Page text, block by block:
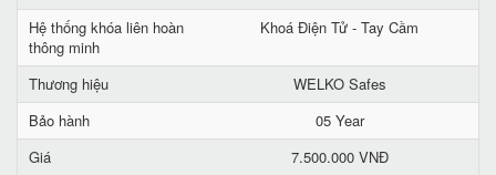
Hệ thống khóa liên hoàn
thông minh
Khoá Điện Tử - Tay Cầm
Thương hiệu
WELKO Safes
Bảo hành
05 Year
Giá
7.500.000 VNĐ